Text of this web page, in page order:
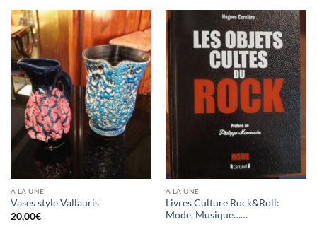
A LA UNE
Vases style Vallauris
20,00€
A LA UNE
Livres Culture Rock&Roll:
Mode, Musique……